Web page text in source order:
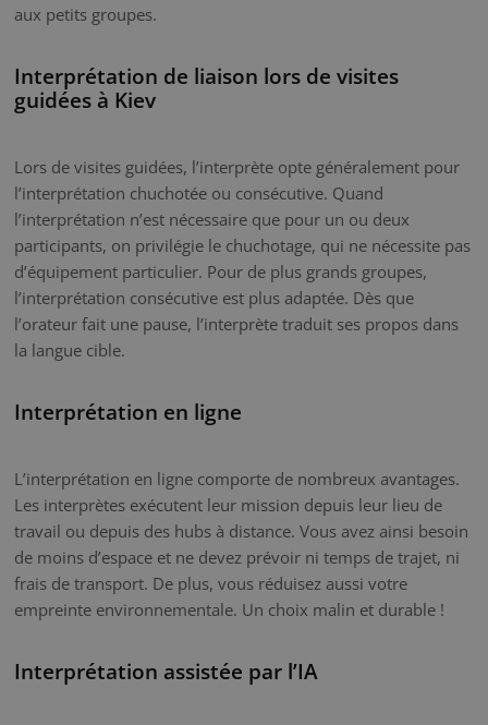
aux petits groupes.
Interprétation de liaison lors de visites
guidées à Kiev
Lors de visites guidées, l’interprète opte généralement pour
l’interprétation chuchotée ou consécutive. Quand
l’interprétation n’est nécessaire que pour un ou deux
participants, on privilégie le chuchotage, qui ne nécessite pas
d’équipement particulier. Pour de plus grands groupes,
l’interprétation consécutive est plus adaptée. Dès que
l’orateur fait une pause, l’interprète traduit ses propos dans
la langue cible.
Interprétation en ligne
L’interprétation en ligne comporte de nombreux avantages.
Les interprètes exécutent leur mission depuis leur lieu de
travail ou depuis des hubs à distance. Vous avez ainsi besoin
de moins d’espace et ne devez prévoir ni temps de trajet, ni
frais de transport. De plus, vous réduisez aussi votre
empreinte environnementale. Un choix malin et durable !
Interprétation assistée par l’IA